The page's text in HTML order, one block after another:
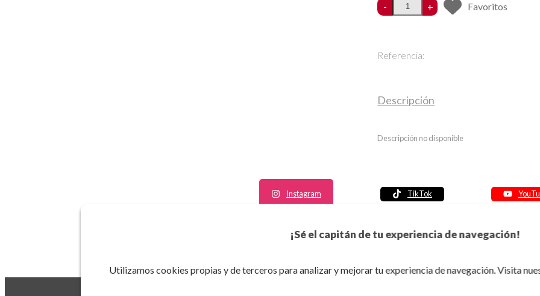
¡Sé el capitán de tu experiencia de navegación!
Utilizamos cookies propias y de terceros para analizar y mejorar tu experiencia de navegación. Visita
- + Favoritos
Referencia:
Descripción
Descripción no disponible
Instagram TikTok
Política de seguridad